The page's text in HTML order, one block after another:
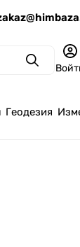
Поиск
Геодезия